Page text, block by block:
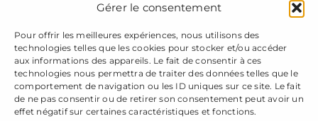
Gérer le consentement
Pour offrir les meilleures expériences, nous utilisons des
technologies telles que les cookies pour stocker et/ou accéder
aux informations des appareils. Le fait de consentir à ces
technologies nous permettra de traiter des données telles que le
comportement de navigation ou les ID uniques sur ce site. Le fait
de ne pas consentir ou de retirer son consentement peut avoir un
effet négatif sur certaines caractéristiques et fonctions.
Alsagraphic 2025 - Tous droits réservés -Mentions légales